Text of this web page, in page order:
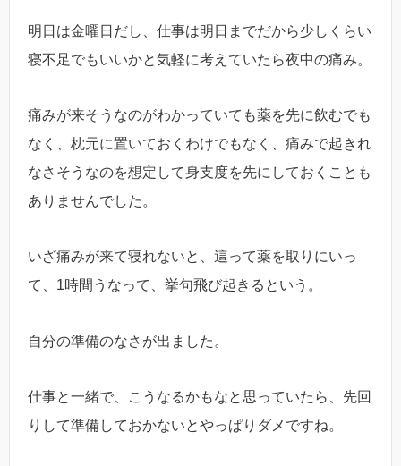
明日は金曜日だし、仕事は明日までだから少しくらい
寝不足でもいいかと気軽に考えていたら夜中の痛み。
痛みが来そうなのがわかっていても薬を先に飲むでも
なく、枕元に置いておくわけでもなく、痛みで起きれ
なさそうなのを想定して身支度を先にしておくことも
ありませんでした。
いざ痛みが来て寝れないと、這って薬を取りにいっ
て、1時間うなって、挙句飛び起きるという。
自分の準備のなさが出ました。
仕事と一緒で、こうなるかもなと思っていたら、先回
りして準備しておかないとやっぱりダメですね。